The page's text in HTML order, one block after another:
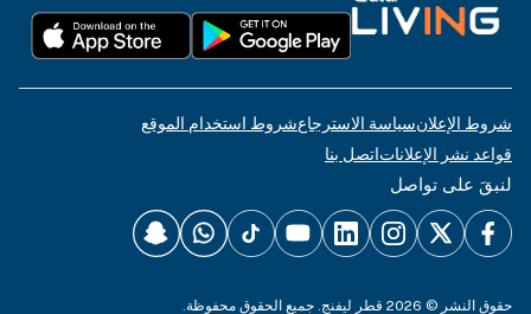
شروط الإعلانسياسة الاسترجاعشروط استخدام الموقع
قواعد نشر الإعلاناتاتصل بنا
لنبقَ على تواصل
حقوق النشر © 2026 قطر ليفنج. جميع الحقوق محفوظة.